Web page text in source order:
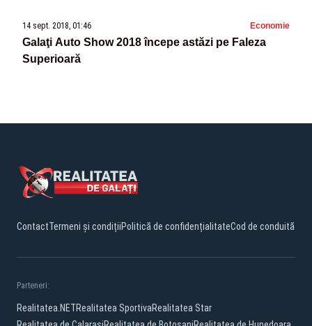
14 sept. 2018, 01:46 Economie
Galaţi Auto Show 2018 începe astăzi pe Faleza
Superioară
ContactTermeni și condițiiPolitică de confidențialitateCod de conduită
Parteneri:
Realitatea.NETRealitatea SportivaRealitatea Star